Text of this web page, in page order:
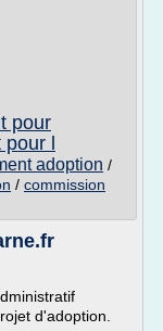
pour
l
adoption /
/ commission
d'adoption.